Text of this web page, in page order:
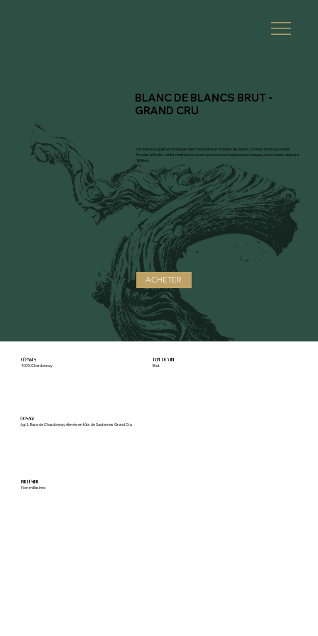
BLANC DE BLANCS BRUT -
GRAND CRU
Un riche bouquet aromatique vient caractériser ce blanc de blancs. Un nez riche aux notes
florales et fruits confis mettant en avant une bouche chaleureuse, tonique, aux saveurs de poire
William.
ACHETER
TYPE DE VIN
Brut
CÉPAGES
100% Chardonnay
MILLÉSIME
Non millésime
DOSAGE
6g/L Base de Chardonnay élevée en fûts de Sauternes Grand Cru